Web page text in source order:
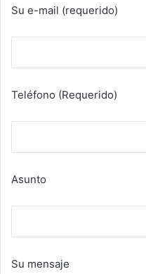
Su e-mail (requerido)
Teléfono (Requerido)
Asunto
Su mensaje